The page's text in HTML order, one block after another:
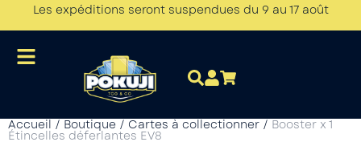
Les expéditions seront suspendues du 9 au 17 août
Accueil / Boutique / Cartes à collectionner / Booster x 1
Étincelles déferlantes EV8